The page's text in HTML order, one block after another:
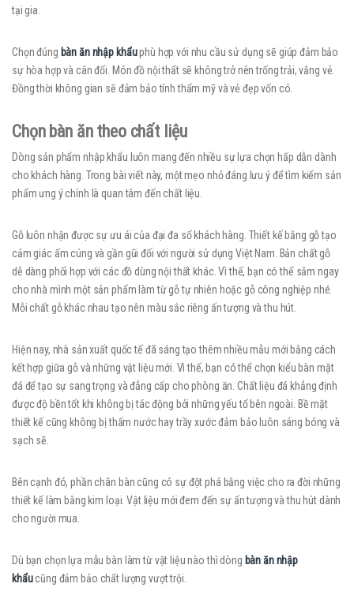
tại gia.
Chọn đúng bàn ăn nhập khẩuphù hợp với nhu cầu sử dụng sẽ giúp đảm bảo
sự hòa hợp và cân đối. Món đồ nội thất sẽ không trở nên trống trải, vắng vẻ.
Đồng thời không gian sẽ đảm bảo tính thẩm mỹ và vẻ đẹp vốn có.
Chọn bàn ăn theo chất liệu
Dòng sản phẩm nhập khẩu luôn mang đến nhiều sự lựa chọn hấp dẫn dành
cho khách hàng. Trong bài viết này, một mẹo nhỏ đáng lưu ý để tìm kiếm sản
phẩm ưng ý chính là quan tâm đến chất liệu.
Gỗ luôn nhận được sự ưu ái của đại đa số khách hàng. Thiết kế bằng gỗ tạo
cảm giác ấm cúng và gần gũi đối với người sử dụng Việt Nam. Bản chất gỗ
dễ dàng phối hợp với các đồ dùng nội thất khác. Vì thế, bạn có thể sắm ngay
cho nhà mình một sản phẩm làm từ gỗ tự nhiên hoặc gỗ công nghiệp nhé.
Mỗi chất gỗ khác nhau tạo nên màu sắc riêng ấn tượng và thu hút.
Hiện nay, nhà sản xuất quốc tế đã sáng tạo thêm nhiều mẫu mới bằng cách
kết hợp giữa gỗ và những vật liệu mới. Vì thế, bạn có thể chọn kiểu bàn mặt
đá để tạo sự sang trọng và đẳng cấp cho phòng ăn. Chất liệu đá khẳng định
được độ bền tốt khi không bị tác động bởi những yếu tố bên ngoài. Bề mặt
thiết kế cũng không bị thấm nước hay trầy xước đảm bảo luôn sáng bóng và
sạch sẽ.
Bên cạnh đó, phần chân bàn cũng có sự đột phá bằng việc cho ra đời những
thiết kế làm bằng kim loại. Vật liệu mới đem đến sự ấn tượng và thu hút dành
cho người mua.
Dù bạn chọn lựa mẫu bàn làm từ vật liệu nào thì dòng bàn ăn nhập
khẩucũng đảm bảo chất lượng vượt trội.